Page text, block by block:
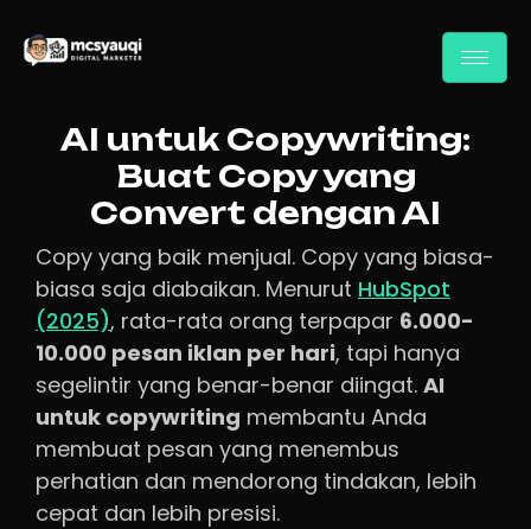
AI untuk Copywriting:
Buat Copy yang
Convert dengan AI
Copy yang baik menjual. Copy yang biasa-
biasa saja diabaikan. Menurut HubSpot
(2025), rata-rata orang terpapar 6.000-
10.000 pesan iklan per hari, tapi hanya
segelintir yang benar-benar diingat. AI
untuk copywriting membantu Anda
membuat pesan yang menembus
perhatian dan mendorong tindakan, lebih
cepat dan lebih presisi.